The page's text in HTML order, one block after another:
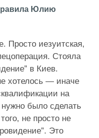
Юлию
Просто иезуитская,
Стояла
в Киев.
хотелось — иначе
на
было сделать
не просто не
Это